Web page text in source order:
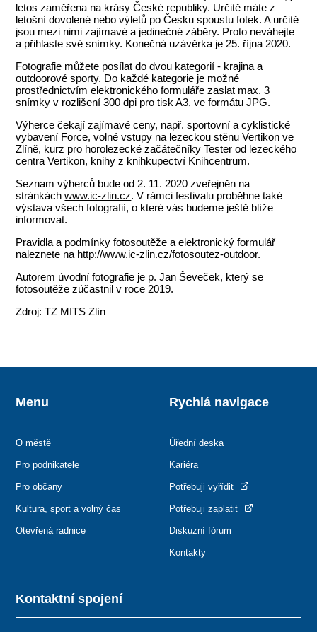
letos zaměřena na krásy České republiky. Určitě máte z
letošní dovolené nebo výletů po Česku spoustu fotek. A určitě
jsou mezi nimi zajímavé a jedinečné záběry. Proto neváhejte
a přihlaste své snímky. Konečná uzávěrka je 25. října 2020.
Fotografie můžete posílat do dvou kategorií - krajina a
outdoorové sporty. Do každé kategorie je možné
prostřednictvím elektronického formuláře zaslat max. 3
snímky v rozlišení 300 dpi pro tisk A3, ve formátu JPG.
Výherce čekají zajímavé ceny, např. sportovní a cyklistické
vybavení Force, volné vstupy na lezeckou stěnu Vertikon ve
Zlíně, kurz pro horolezecké začátečníky Tester od lezeckého
centra Vertikon, knihy z knihkupectví Knihcentrum.
Seznam výherců bude od 2. 11. 2020 zveřejněn na
stránkáchwww.ic-zlin.cz. V rámci festivalu proběhne také
výstava všech fotografií, o které vás budeme ještě blíže
informovat.
Pravidla a podmínky fotosoutěže a elektronický formulář
naleznete na http://www.ic-zlin.cz/fotosoutez-outdoor.
Autorem úvodní fotografie je p. Jan Ševeček, který se
fotosoutěže zúčastnil v roce 2019.
Zdroj: TZ MITS Zlín
Kontaktní spojení
Menu
O městě
Pro podnikatele
Pro občany
Kultura, sport a volný čas
Otevřená radnice
Rychlá navigace
Úřední deska
Kariéra
Potřebuji vyřídit
Potřebuji zaplatit
Diskuzní fórum
Kontakty